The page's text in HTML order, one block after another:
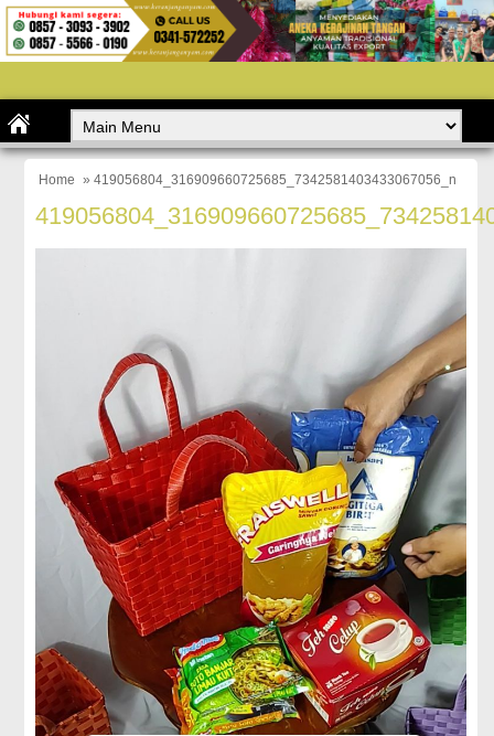
Home » 419056804_316909660725685_7342581403433067056_n